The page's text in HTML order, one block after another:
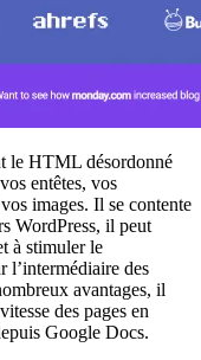
le HTML désordonné
entêtes, vos
images. Il se contente
WordPress, il peut
à stimuler le
l’intermédiaire des
avantages, il
des pages en
Google Docs.